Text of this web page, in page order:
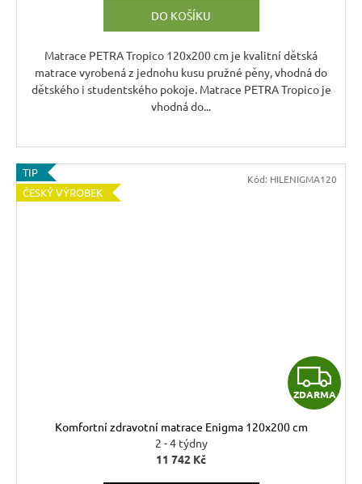
DO KOŠÍKU
Matrace PETRA Tropico 120x200 cm je kvalitní dětská
matrace vyrobená z jednohu kusu pružné pěny, vhodná do
dětského i studentského pokoje. Matrace PETRA Tropico je
vhodná do...
TIP
ČESKÝ VÝROBEK
Z
D
ZDARMA
Komfortní zdravotní matrace Enigma 120x200 cm
2 - 4 týdny
11 742 Kč
Kód: HILENIGMA120